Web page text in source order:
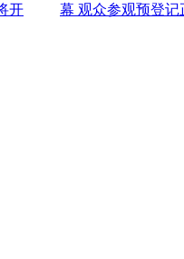
开
幕 观众参观预登记